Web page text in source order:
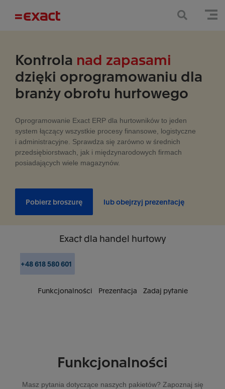
Kontrola nad zapasami
dzięki oprogramowaniu dla
branży obrotu hurtowego
Oprogramowanie Exact ERP dla hurtowników to jeden
system łączący wszystkie procesy finansowe, logistyczne
i administracyjne. Sprawdza się zarówno w średnich
przedsiębiorstwach, jak i międzynarodowych firmach
posiadających wiele magazynów.
Pobierz broszurę lub obejrzyj prezentację
Exactdla handel hurtowy
+48 618 580 601
Funkcjonalności Prezentacja Zadaj pytanie
Funkcjonalności
Masz pytania dotyczące naszych pakietów? Zapoznaj się